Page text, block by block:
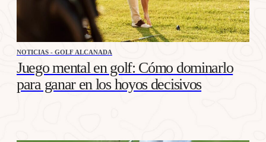
NOTICIAS - GOLF ALCANADA
Juego mental en golf: Cómo dominarlo
para ganar en los hoyos decisivos